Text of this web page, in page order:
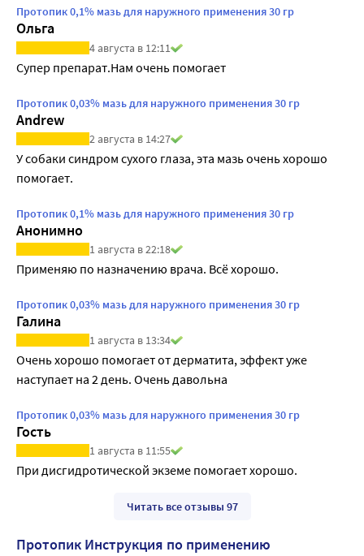
Протопик 0,1% мазь для наружного применения 30 гр
Ольга
4 августа в 12:11
Супер препарат.Нам очень помогает
Протопик 0,03% мазь для наружного применения 30 гр
Andrew
2 августа в 14:27
У собаки синдром сухого глаза, эта мазь очень хорошо
помогает.
Протопик 0,1% мазь для наружного применения 30 гр
Анонимно
1 августа в 22:18
Применяю по назначению врача. Всё хорошо.
Протопик 0,03% мазь для наружного применения 30 гр
Галина
1 августа в 13:34
Очень хорошо помогает от дерматита, эффект уже
наступает на 2 день. Очень давольна
Протопик 0,03% мазь для наружного применения 30 гр
Гость
1 августа в 11:55
При дисгидротической экземе помогает хорошо.
Читать все отзывы 97
Протопик Инструкция по применению